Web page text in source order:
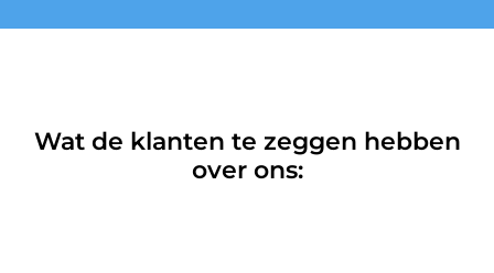
Wat de klanten te zeggen hebben
over ons: